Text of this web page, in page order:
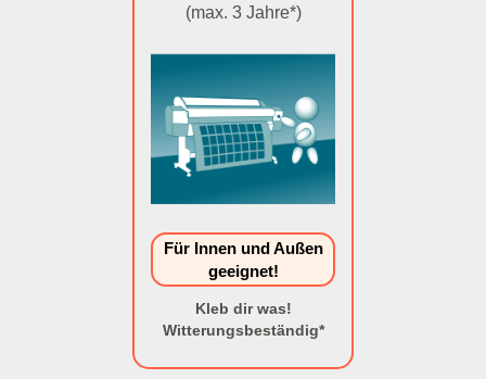
(max. 3 Jahre*)
Für Innen und Außen
geeignet!
Kleb dir was!
Witterungsbeständig*